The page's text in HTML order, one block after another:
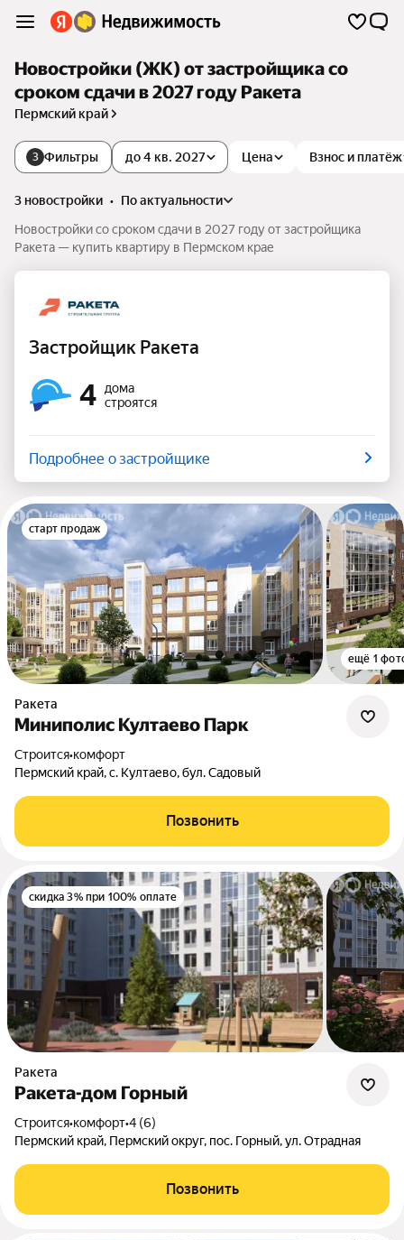
Новостройки (ЖК) от застройщика со
сроком сдачи в 2027 году Ракета
Пермский край
3 Фильтры Цена Взнос и платёж
до 4 кв. 2027
3 новостройки •
по актуальности
Новостройки со сроком сдачи в 2027 году от застройщика
Ракета — купить квартиру в Пермском крае
Застройщик Ракета
4
дома
строятся
Подробнее о застройщике
старт продаж
ещё 1
Ракета
Миниполис Култаево Парк
Строится•комфорт
Пермский край, с. Култаево, бул. Садовый
Позвонить
скидка 3% при 100% оплате
Ракета
Ракета-дом Горный
Строится•комфорт•4 (6)
Пермский край, Пермский округ, пос. Горный, ул. Отрадная
Позвонить